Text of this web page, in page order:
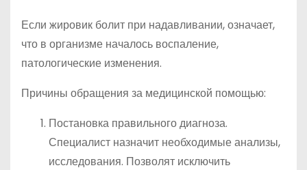
Если жировик болит при надавливании, означает,
что в организме началось воспаление,
патологические изменения.
Причины обращения за медицинской помощью:
Постановка правильного диагноза.
Специалист назначит необходимые анализы,
исследования. Позволят исключить